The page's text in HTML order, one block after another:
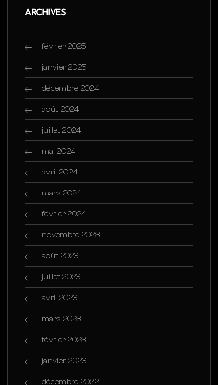
ARCHIVES
février 2025
janvier 2025
décembre 2024
août 2024
juillet 2024
mai 2024
avril 2024
mars 2024
février 2024
novembre 2023
août 2023
juillet 2023
avril 2023
mars 2023
février 2023
janvier 2023
décembre 2022